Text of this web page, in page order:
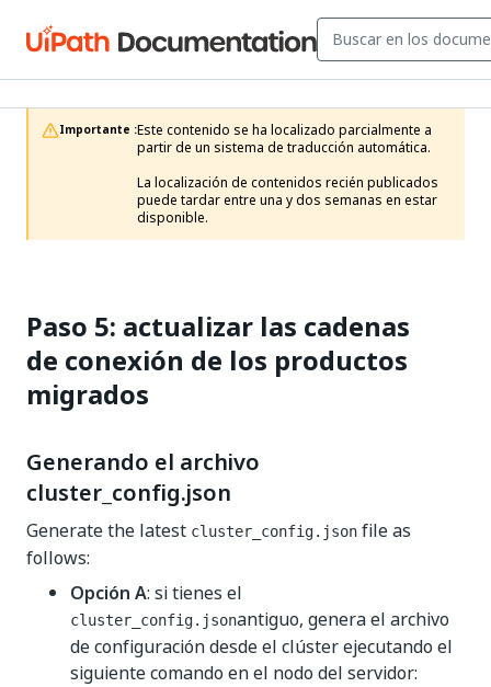
Importante :Este contenido se ha localizado parcialmente a
partir de un sistema de traducción automática.
La localización de contenidos recién publicados
puede tardar entre una y dos semanas en estar
disponible.
Paso 5: actualizar las cadenas
de conexión de los productos
migrados
Generando el archivo
cluster_config.json
Generate the latest cluster_config.json file as
follows:
Opción A: si tienes el
cluster_config.jsonantiguo, genera el archivo
de configuración desde el clúster ejecutando el
siguiente comando en el nodo del servidor: